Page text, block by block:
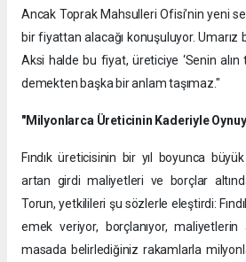
Ancak Toprak Mahsulleri Ofisi’nin yeni
bir fiyattan alacağı konuşuluyor. Umarız
Aksi halde bu fiyat, üreticiye ‘Senin alın
demekten başka bir anlam taşımaz."
"Milyonlarca Üreticinin Kaderiyle
Fındık üreticisinin bir yıl boyunca büyük
artan girdi maliyetleri ve borçlar
Torun, yetkilileri şu sözlerle eleştirdi:
emek veriyor, borçlanıyor,
masada belirlediğiniz rakamlarla